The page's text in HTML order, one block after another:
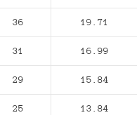
36 19.71
31 16.99
29 15.84
25 13.84